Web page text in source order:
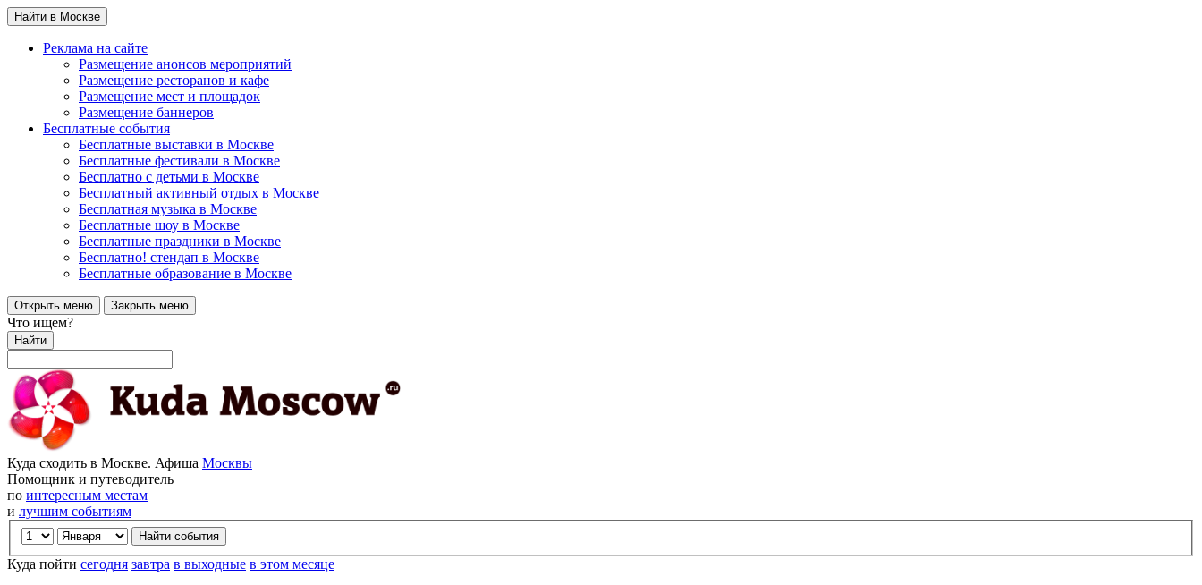
Найти в Москве
Реклама на сайте
Размещение анонсов мероприятий
Размещение ресторанов и кафе
Размещение мест и площадок
Размещение баннеров
Бесплатные события
Бесплатные выставки в Москве
Бесплатные фестивали в Москве
Бесплатно с детьми в Москве
Бесплатный активный отдых в Москве
Бесплатная музыка в Москве
Бесплатные шоу в Москве
Бесплатные праздники в Москве
Бесплатно! стендап в Москве
Бесплатные образование в Москве
Открыть меню Закрыть меню
Что ищем?
Найти
Куда сходить в Москве. Афиша Москвы
Помощник и путеводитель
по интересным местам
и лучшим событиям
Куда пойти сегодня завтра в выходные в этом месяце